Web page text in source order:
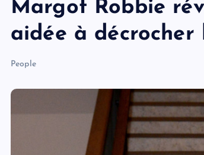
Margot Robbie
aidée à
People